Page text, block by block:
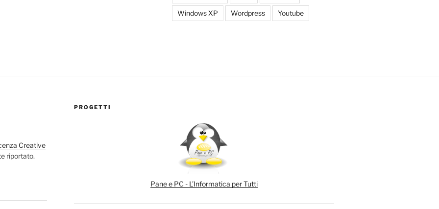
Windows XP Wordpress Youtube
Creative
riportato.
PROGETTI
Pane e PC - L’Informatica per Tutti